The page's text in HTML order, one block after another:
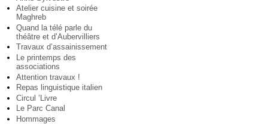
Atelier cuisine et soirée
Maghreb
Quand la télé parle du
théâtre et d’Aubervilliers
Travaux d’assainissement
Le printemps des
associations
Attention travaux !
Repas linguistique italien
Circul ’Livre
Le Parc Canal
Hommages